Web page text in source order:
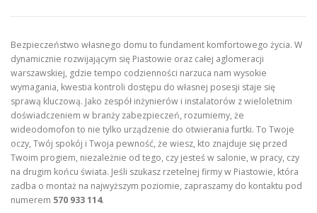
Bezpieczeństwo własnego domu to fundament komfortowego życia. W
dynamicznie rozwijającym się Piastowie oraz całej aglomeracji
warszawskiej, gdzie tempo codzienności narzuca nam wysokie
wymagania, kwestia kontroli dostępu do własnej posesji staje się
sprawą kluczową. Jako zespół inżynierów i instalatorów z wieloletnim
doświadczeniem w branży zabezpieczeń, rozumiemy, że
wideodomofon to nie tylko urządzenie do otwierania furtki. To Twoje
oczy, Twój spokój i Twoja pewność, że wiesz, kto znajduje się przed
Twoim progiem, niezależnie od tego, czy jesteś w salonie, w pracy, czy
na drugim końcu świata. Jeśli szukasz rzetelnej firmy w Piastowie, która
zadba o montaż na najwyższym poziomie, zapraszamy do kontaktu pod
numerem 570 933 114.